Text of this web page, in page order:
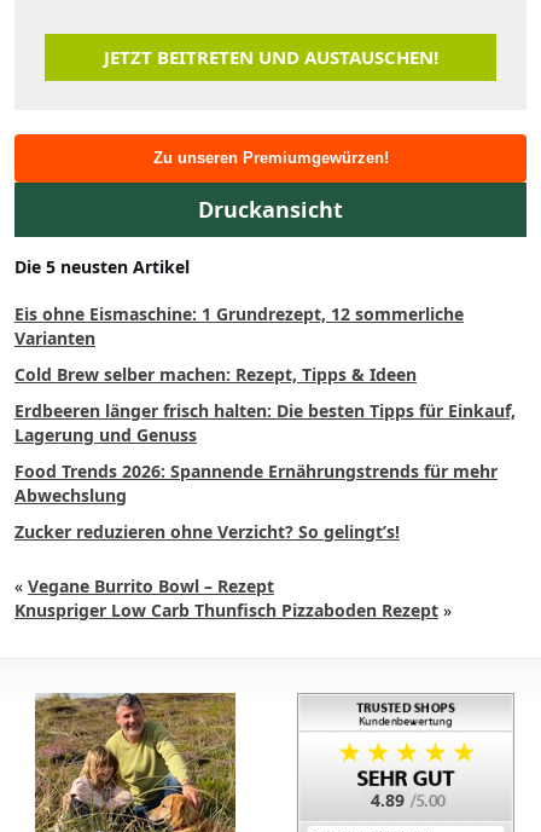
JETZT BEITRETEN UND AUSTAUSCHEN!
Zu unseren Premiumgewürzen!
Druckansicht
Die 5 neusten Artikel
Eis ohne Eismaschine: 1 Grundrezept, 12 sommerliche
Varianten
Cold Brew selber machen: Rezept, Tipps & Ideen
Erdbeeren länger frisch halten: Die besten Tipps für Einkauf,
Lagerung und Genuss
Food Trends 2026: Spannende Ernährungstrends für mehr
Abwechslung
Zucker reduzieren ohne Verzicht? So gelingt’s!
« Vegane Burrito Bowl – Rezept
Knuspriger Low Carb Thunfisch Pizzaboden Rezept »
4.89